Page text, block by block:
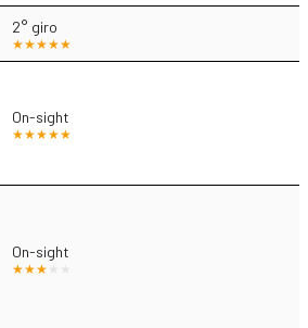
2° giro
On-sight
On-sight